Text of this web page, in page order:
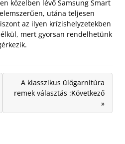
közelben lévő Samsung Smart
utána teljesen
az ilyen krízishelyzetekben
mert gyorsan rendelhetünk
A klasszikus ülőgarnitúra
remek választás :Következő
»